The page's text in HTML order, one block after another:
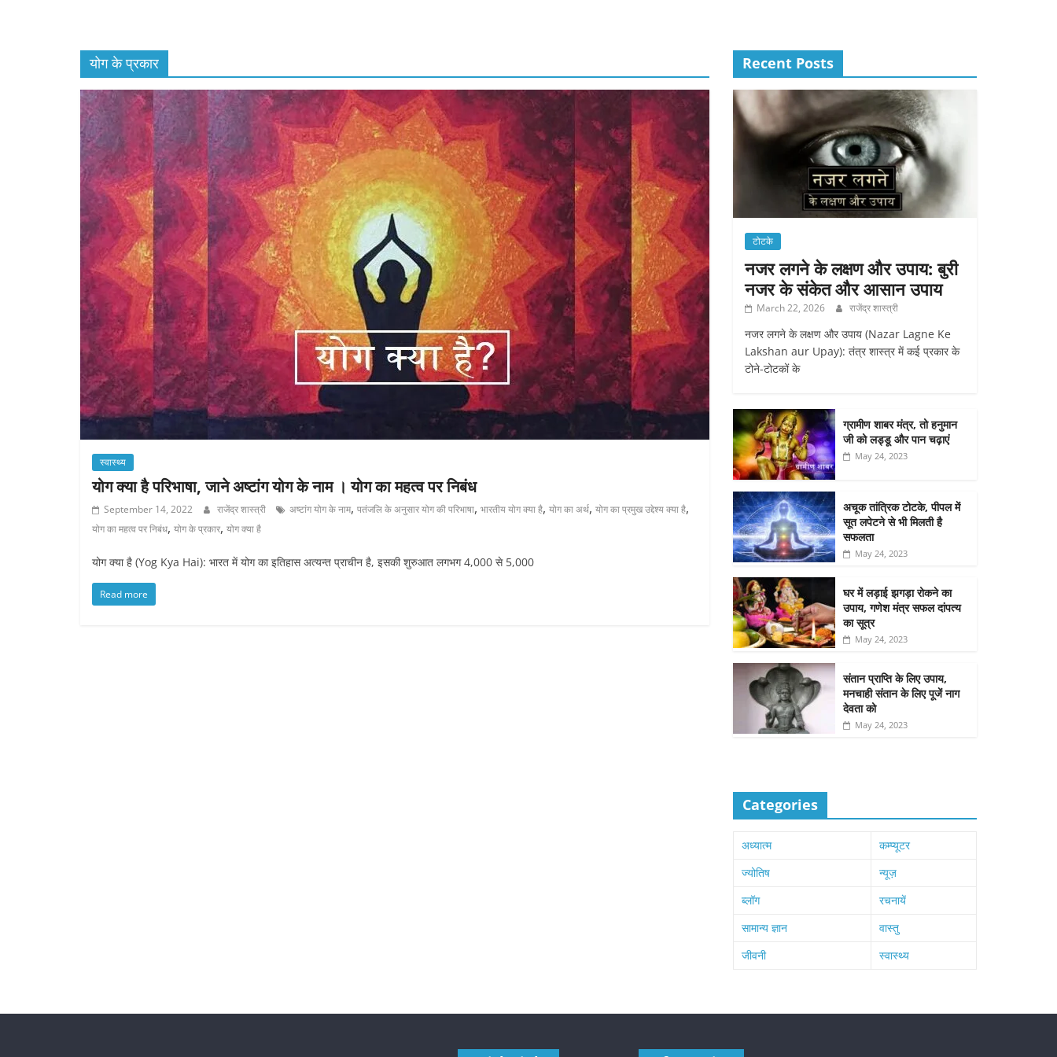
योग के प्रकार
स्वास्थ्य
योग क्या है परिभाषा, जाने अष्टांग योग के नाम । योग का महत्व पर निबंध
September 14, 2022 राजेंद्र शास्त्री अष्टांग योग के नाम, पतंजलि के अनुसार योग की परिभाषा, भारतीय योग क्या है, योग का अर्थ, योग का प्रमुख उद्देश्य क्या है,
योग का महत्व पर निबंध, योग के प्रकार, योग क्या है
योग क्या है (Yog Kya Hai): भारत में योग का इतिहास अत्यन्त प्राचीन है, इसकी शुरुआत लगभग 4,000 से 5,000
Read more
Recent Posts
टोटके
नजर लगने के लक्षण और उपाय: बुरी
नजर के संकेत और आसान उपाय
March 22, 2026 राजेंद्र शास्त्री
नजर लगने के लक्षण और उपाय (Nazar Lagne Ke
Lakshan aur Upay): तंत्र शास्त्र में कई प्रकार के
टोने-टोटकों के
ग्रामीण शाबर मंत्र, तो हनुमान
जी को लड्डू और पान चढ़ाएं
May 24, 2023
अचूक तांत्रिक टोटके, पीपल में
सूत लपेटने से भी मिलती है
सफलता
May 24, 2023
घर में लड़ाई झगड़ा रोकने का
उपाय, गणेश मंत्र सफल दांपत्य
का सूत्र
May 24, 2023
संतान प्राप्ति के लिए उपाय,
मनचाही संतान के लिए पूजें नाग
देवता को
May 24, 2023
Categories
अध्यात्म
कम्प्यूटर
ज्योतिष
न्यूज़
ब्लॉग
रचनायें
सामान्य ज्ञान
वास्तु
जीवनी
स्वास्थ्य